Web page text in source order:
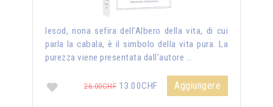
Iesod, nona sefira dell’Albero della vita, di cui
parla la cabala, è il simbolo della vita pura. La
purezza viene presentata dall'autore …
26.00CHF 13.00CHF Aggiungere